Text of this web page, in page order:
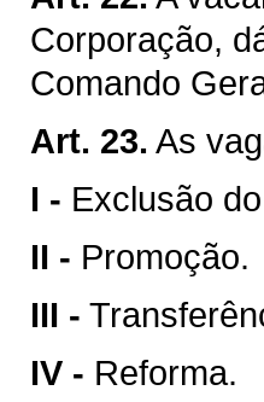
Corporação,
Comando
Art. 23. As
I - Exclusão
II - Promoção.
III -
IV - Reforma.